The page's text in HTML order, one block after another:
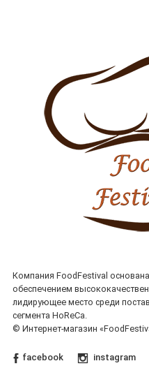
Компания FoodFestival
обеспечением
лидирующее место среди
сегмента HoReCa.
© Интернет-магазин
facebook instagram